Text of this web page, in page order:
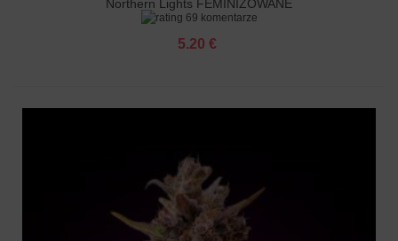
Northern Lights FEMINIZOWANE
69 komentarze
5.20 €